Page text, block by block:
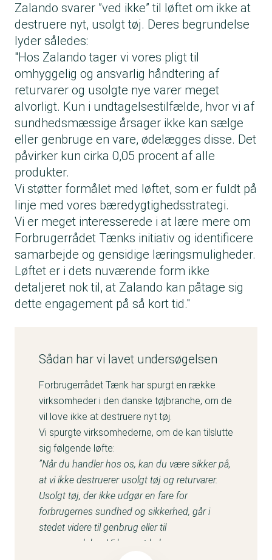
Zalando svarer ”ved ikke” til løftet om ikke at
destruere nyt, usolgt tøj. Deres begrundelse
lyder således:
"Hos Zalando tager vi vores pligt til
omhyggelig og ansvarlig håndtering af
returvarer og usolgte nye varer meget
alvorligt. Kun i undtagelsestilfælde, hvor vi af
sundhedsmæssige årsager ikke kan sælge
eller genbruge en vare, ødelægges disse. Det
påvirker kun cirka 0,05 procent af alle
produkter.
Vi støtter formålet med løftet, som er fuldt på
linje med vores bæredygtighedsstrategi.
Vi er meget interesserede i at lære mere om
Forbrugerrådet Tænks initiativ og identificere
samarbejde og gensidige læringsmuligheder.
Løftet er i dets nuværende form ikke
detaljeret nok til, at Zalando kan påtage sig
dette engagement på så kort tid."
Sådan har vi lavet undersøgelsen
Forbrugerrådet Tænk har spurgt en række
virksomheder i den danske tøjbranche, om de
vil love ikke at destruere nyt tøj.
Vi spurgte virksomhederne, om de kan tilslutte
sig følgende løfte:
”Når du handler hos os, kan du være sikker på,
at vi ikke destruerer usolgt tøj og returvarer.
Usolgt tøj, der ikke udgør en fare for
forbrugernes sundhed og sikkerhed, går i
stedet videre til genbrug eller til
genanvendelse. Vi lover at lade